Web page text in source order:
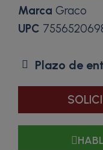
Marca Graco
UPC
Plazo de